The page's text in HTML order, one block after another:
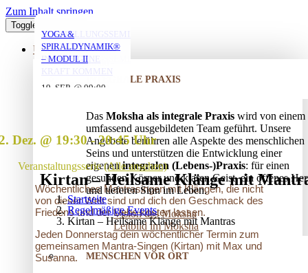
Zum Inhalt springen
Toggle Navigation
ÜBER UNS
INTEGRALE PRAXIS
Das Moksha als integrale Praxis wird von einem
umfassend ausgebildeten Team geführt. Unsere
Angebote berühren alle Aspekte des menschlichen
Seins und unterstützen die Entwicklung einer
eigenenintegralen (Lebens-)Praxis: für einen
gesunden Körper und klaren Geist, ein offenes
und tieferen Sinn im Leben.
Vision des Moksha
Leitbild im Moksha
MENSCHEN VOR ORT
Kirtan – Heilsame Klänge mit
Startseite
Regelmäßige Events
Kirtan – Heilsame Klänge mit Mantras
Dez. @ 19:30-20:45
Veranstaltungsserie(Alle ansehen)
Wöchentliches Mantrasingen mit Klängen, die nicht
von dieser Welt sind und dich den Geschmack des
Friedens und der Liebe kosten lassen.
Jeden Donnerstag dein wöchentlicher Termin zum
gemeinsamen Mantra-Singen (Kirtan) mit Max und
Susanna.
YOGA MIT DANIEL
10. AUG. @ 18:00
19:30
YOGA MIT DANIEL
10. AUG. @ 20:00
21:30
YOGA MIT DANIEL
11. AUG. @ 18:00
19:30
VERSTRICKUNGEN
LÖSEN – OFFENES
AUFSTELLUNGSSEMINAR
25. AUG. @ 17:00
AUFSTELLUNGSSEMINAR
– MIT DEM VATER
IN DIE EIGENE
KRAFT KOMMEN
YOGA &
SPIRALDYNAMIK®
– MODUL II
19. SEP. @ 09:00
20. SEP. @ 16:00